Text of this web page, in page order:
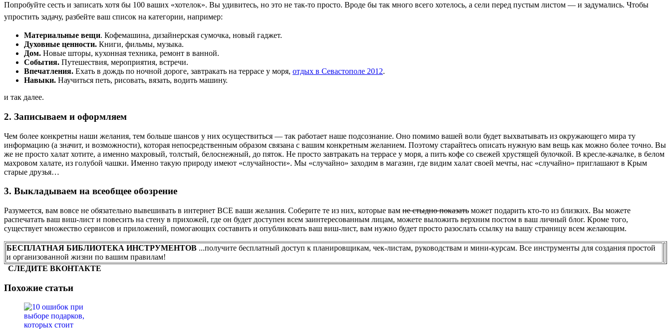
Попробуйте сесть и записать хотя бы 100 ваших «хотелок». Вы удивитесь, но это не так-то просто. Вроде бы так много всего хотелось, а сели перед пустым листом — и задумались. Чтобы
упростить задачу, разбейте ваш список на категории, например:
Материальные вещи. Кофемашина, дизайнерская сумочка, новый гаджет.
Духовные ценности. Книги, фильмы, музыка.
Дом. Новые шторы, кухонная техника, ремонт в ванной.
События. Путешествия, мероприятия, встречи.
Впечатления. Ехать в дождь по ночной дороге, завтракать на террасе у моря, отдых в Севастополе 2012.
Навыки. Научиться петь, рисовать, вязать, водить машину.
и так далее.
2. Записываем и оформляем
Чем более конкретны наши желания, тем больше шансов у них осуществиться — так работает наше подсознание. Оно помимо вашей воли будет выхватывать из окружающего мира ту
информацию (а значит, и возможности), которая непосредственным образом связана с вашим конкретным желанием. Поэтому старайтесь описать нужную вам вещь как можно более точно. Вы
же не просто халат хотите, а именно махровый, толстый, белоснежный, до пяток. Не просто завтракать на террасе у моря, а пить кофе со свежей хрустящей булочкой. В кресле-качалке, в белом
махровом халате, из голубой чашки. Именно такую природу имеют «случайности». Мы «случайно» заходим в магазин, где видим халат своей мечты, нас «случайно» приглашают в Крым
старые друзья…
3. Выкладываем на всеобщее обозрение
Разумеется, вам вовсе не обязательно вывешивать в интернет ВСЕ ваши желания. Соберите те из них, которые вам не стыдно показать может подарить кто-то из близких. Вы можете
распечатать ваш виш-лист и повесить на стену в прихожей, где он будет доступен всем заинтересованным лицам, можете выложить верхним постом в ваш личный блог. Кроме того,
существует множество сервисов и приложений, помогающих составить и опубликовать ваш виш-лист, вам нужно будет просто разослать ссылку на вашу страницу всем желающим.
БЕСПЛАТНАЯ БИБЛИОТЕКА ИНСТРУМЕНТОВ ...получите бесплатный доступ к планировщикам, чек-листам, руководствам и мини-курсам. Все инструменты для создания простой
и организованной жизни по вашим правилам!
СЛЕДИТЕ ВКОНТАКТЕ
Похожие статьи